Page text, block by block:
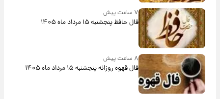
۷ ساعت پیش
فال حافظ پنجشنبه ۱۵ مرداد ماه ۱۴۰۵
۸ ساعت پیش
فال قهوه روزانه پنجشنبه ۱۵ مرداد ماه ۱۴۰۵